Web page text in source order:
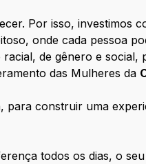
Por isso, investimos
onde cada pessoa
de gênero e
das Mulheres da
construir uma
todos os dias, o